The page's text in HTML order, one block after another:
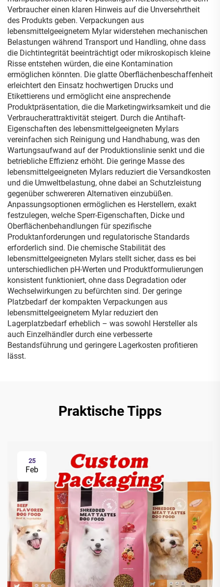
Verbraucher einen klaren Hinweis auf die Unversehrtheit
des Produkts geben. Verpackungen aus
lebensmittelgeeignetem Mylar widerstehen mechanischen
Belastungen während Transport und Handling, ohne dass
die Dichtintegrität beeinträchtigt oder mikroskopisch kleine
Risse entstehen würden, die eine Kontamination
ermöglichen könnten. Die glatte Oberflächenbeschaffenheit
erleichtert den Einsatz hochwertigen Drucks und
Etikettierens und ermöglicht eine ansprechende
Produktpräsentation, die die Marketingwirksamkeit und die
Verbraucherattraktivität steigert. Durch die Antihaft-
Eigenschaften des lebensmittelgeeigneten Mylars
vereinfachen sich Reinigung und Handhabung, was den
Wartungsaufwand auf der Produktionslinie senkt und die
betriebliche Effizienz erhöht. Die geringe Masse des
lebensmittelgeeigneten Mylars reduziert die Versandkosten
und die Umweltbelastung, ohne dabei an Schutzleistung
gegenüber schwereren Alternativen einzubüßen.
Anpassungsoptionen ermöglichen es Herstellern, exakt
festzulegen, welche Sperr-Eigenschaften, Dicke und
Oberflächenbehandlungen für spezifische
Produktanforderungen und regulatorische Standards
erforderlich sind. Die chemische Stabilität des
lebensmittelgeeigneten Mylars stellt sicher, dass es bei
unterschiedlichen pH-Werten und Produktformulierungen
konsistent funktioniert, ohne dass Degradation oder
Wechselwirkungen zu befürchten sind. Der geringe
Platzbedarf der kompakten Verpackungen aus
lebensmittelgeeignetem Mylar reduziert den
Lagerplatzbedarf erheblich – was sowohl Hersteller als
auch Einzelhändler durch eine verbesserte
Bestandsführung und geringere Lagerkosten profitieren
lässt.
Praktische Tipps
25
Feb